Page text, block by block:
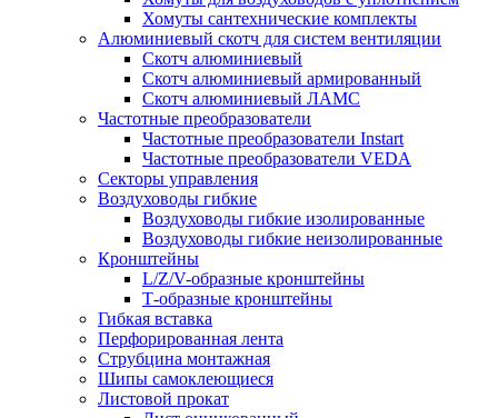
Хомуты сантехнические комплекты
Алюминиевый скотч для систем вентиляции
Скотч алюминиевый
Скотч алюминиевый армированный
Скотч алюминиевый ЛАМС
Частотные преобразователи
Частотные преобразователи Instart
Частотные преобразователи VEDA
Секторы управления
Воздуховоды гибкие
Воздуховоды гибкие изолированные
Воздуховоды гибкие неизолированные
Кронштейны
L/Z/V-образные кронштейны
Т-образные кронштейны
Гибкая вставка
Перфорированная лента
Струбцина монтажная
Шипы самоклеющиеся
Листовой прокат